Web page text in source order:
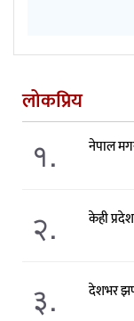
लोकप्रिय
१. नेपाल
२. केही
३. देशभर